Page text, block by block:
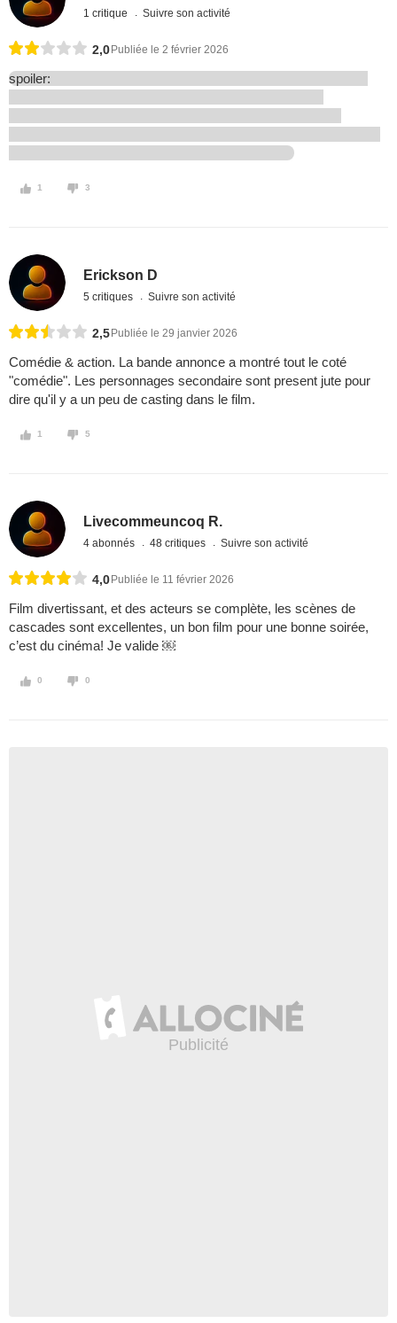
1 critique Suivre son activité
2,0 Publiée le 2 février 2026
spoiler:
1 3
Erickson D
5 critiques Suivre son activité
2,5 Publiée le 29 janvier 2026
Comédie & action. La bande annonce a montré tout le coté
"comédie". Les personnages secondaire sont present jute pour
dire qu'il y a un peu de casting dans le film.
1 5
Livecommeuncoq R.
4 abonnés 48 critiques Suivre son activité
4,0 Publiée le 11 février 2026
Film divertissant, et des acteurs se complète, les scènes de
cascades sont excellentes, un bon film pour une bonne soirée,
c’est du cinéma! Je valide ￼
0 0